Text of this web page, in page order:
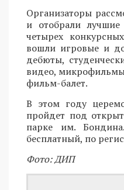
Организаторы
и отобрали
четырех
вошли игровые и
дебюты,
видео,
фильм-балет.
В этом году
пройдет под
парке им.
бесплатный, по
Фото: ДИП